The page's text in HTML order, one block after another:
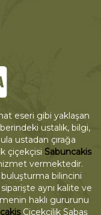
eseri gibi yaklaşan
ustalık, bilgi,
ustadan çırağa
çiçekçisi Sabuncakis
vermektedir.
bilincini
aynı kalite ve
haklı gururunu
Çiçekçilik Sabaş